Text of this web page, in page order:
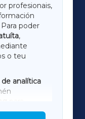
profesionais,
poder
,
o teu
analítica